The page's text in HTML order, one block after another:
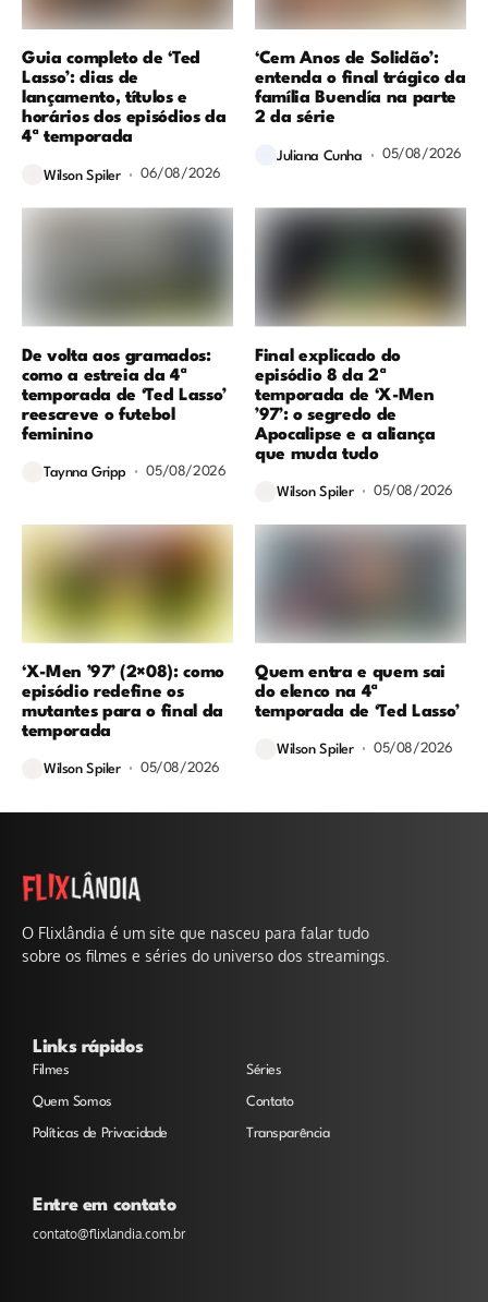
Guia completo de ‘Ted
Lasso’: dias de
lançamento, títulos e
horários dos episódios da
4ª temporada
Wilson Spiler 06/08/2026
‘Cem Anos de Solidão’:
entenda o final trágico da
família Buendía na parte
2 da série
Juliana Cunha 05/08/2026
De volta aos gramados:
como a estreia da 4ª
temporada de ‘Ted Lasso’
reescreve o futebol
feminino
Taynna Gripp 05/08/2026
Final explicado do
episódio 8 da 2ª
temporada de ‘X-Men
’97’: o segredo de
Apocalipse e a aliança
que muda tudo
Wilson Spiler 05/08/2026
‘X-Men ’97’ (2×08): como
episódio redefine os
mutantes para o final da
temporada
Wilson Spiler 05/08/2026
Quem entra e quem sai
do elenco na 4ª
temporada de ‘Ted Lasso’
Wilson Spiler 05/08/2026
O Flixlândia é um site que nasceu para falar tudo
sobre os filmes e séries do universo dos streamings.
Links rápidos
Filmes Séries
Quem Somos Contato
Políticas de Privacidade Transparência
Entre em contato
contato@flixlandia.com.br